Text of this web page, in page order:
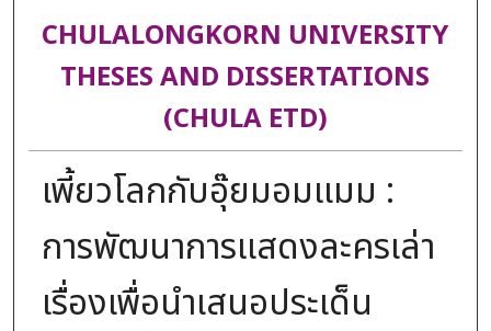
CHULALONGKORN UNIVERSITY
THESES AND DISSERTATIONS
(CHULA ETD)
เพี้ยวโลกกับอุ๊ยมอมแมม :
การพัฒนาการแสดงละครเล่า
เรื่องเพื่อนําเสนอประเด็น